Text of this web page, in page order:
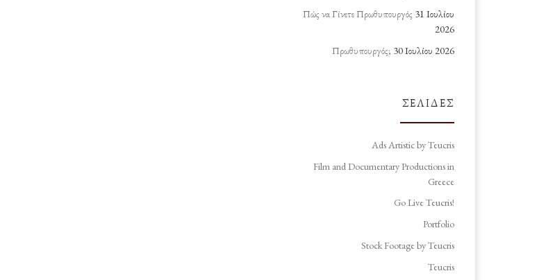
Πώς να Γίνετε Πρωθυπουργός 31 Ιουλίου
2026
Πρωθυπουργός; 30 Ιουλίου 2026
ΣΕΛΊΔΕΣ
Ads Artistic by Teucris
Film and Documentary Productions in
Greece
Go Live Teucris!
Portfolio
Stock Footage by Teucris
Teucris